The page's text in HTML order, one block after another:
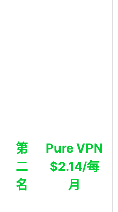
第
二
名
Pure VPN
$2.14/每
月